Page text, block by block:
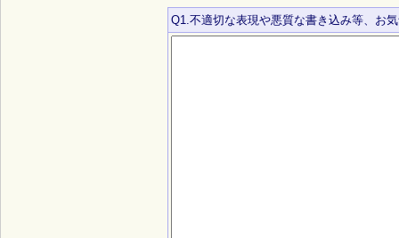
Q1.不適切な表現や悪質な書き込み等、お